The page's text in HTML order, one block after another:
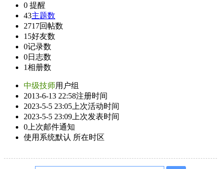
0 提醒
43主题数
2717回帖数
15好友数
0记录数
0日志数
1相册数
中级技师用户组
2013-6-13 22:58注册时间
2023-5-5 23:05 上次活动时间
2023-5-5 23:09 上次发表时间
0 上次邮件通知
使用系统默认 所在时区